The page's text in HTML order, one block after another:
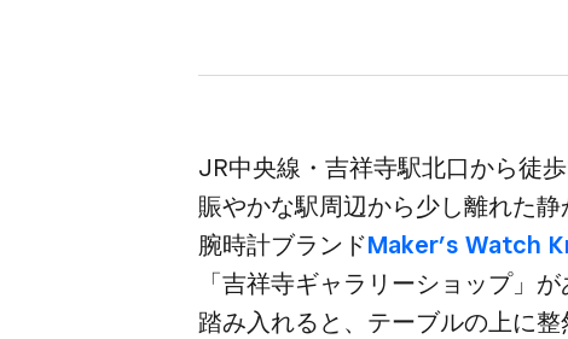
JR中央線・​吉祥寺駅北口から​徒
賑やかな​駅周辺から​少し​離れた​静
腕時計ブランドMaker’s Watch
「吉祥寺ギャラリーショップ」
踏み入れると、​テーブルの​上に​